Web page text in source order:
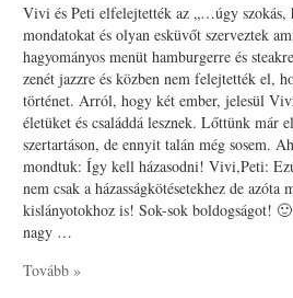
Vivi és Peti elfelejtették az „…úgy
mondatokat és olyan esküvőt szerveztek
hagyományos menüt hamburgerre és
zenét jazzre és közben nem felejtették el,
történet. Arról, hogy két ember, jelesül
életüket és családdá lesznek. Lőttünk már
szertartáson, de ennyit talán még sosem.
mondtuk: Így kell házasodni! Vivi,Peti:
nem csak a házasságkötésetekhez de azóta
kislányotokhoz is! Sok-sok boldogságot!
nagy …
Tovább »